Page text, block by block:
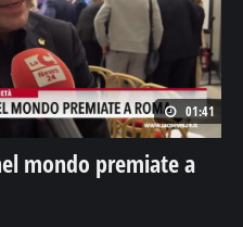
01:41
mondo premiate a